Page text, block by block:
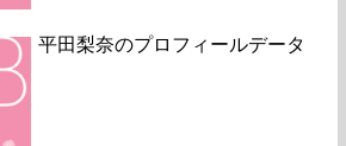
平田梨奈のプロフィールデータ